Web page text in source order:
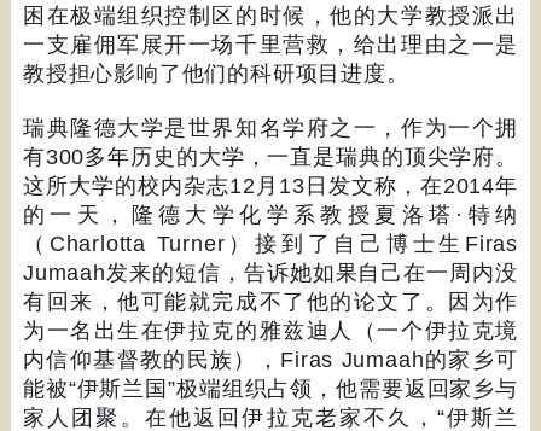
困在极端组织控制区的时候，他的大学教授派出
一支雇佣军展开一场千里营救，给出理由之一是
教授担心影响了他们的科研项目进度。
瑞典隆德大学是世界知名学府之一，作为一个拥
有300多年历史的大学，一直是瑞典的顶尖学府。
这所大学的校内杂志12 月 13 日发文称，在2014年
的一天，隆德大学化学系教授夏洛塔 · 特纳
（ Charlotta Turner ）接到了自己博士生 Firas
Jumaah发来的短信，告诉她如果自己在一周内没
有回来，他可能就完成不了他的论文了。因为作
为一名出生在伊拉克的雅兹迪人（一个伊拉克境
内信仰基督教的民族）， Firas Jumaah的家乡可
能被“伊斯兰国”极端组织占领，他需要返回家乡与
家人团聚。在他返回伊拉克老家不久， “伊斯兰